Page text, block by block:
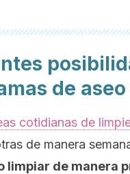
de aseo
cotidianas de
de manera
limpiar de manera